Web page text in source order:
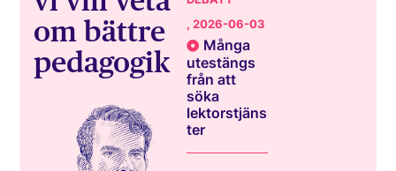
om bättre
pedagogik
, 2026-06-03
Många
utestängs
från att
söka
lektorstjäns
ter